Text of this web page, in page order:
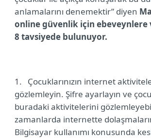
anlamalarını denemektir” diyen
online güvenlik için ebeveynlere
8 tavsiyede bulunuyor.
1.
Çocuklarınızın internet
gözlemleyin. Şifre ayarlayın ve
buradaki aktivitelerini
zamanlarda internette
Bilgisayar kullanımı konusunda